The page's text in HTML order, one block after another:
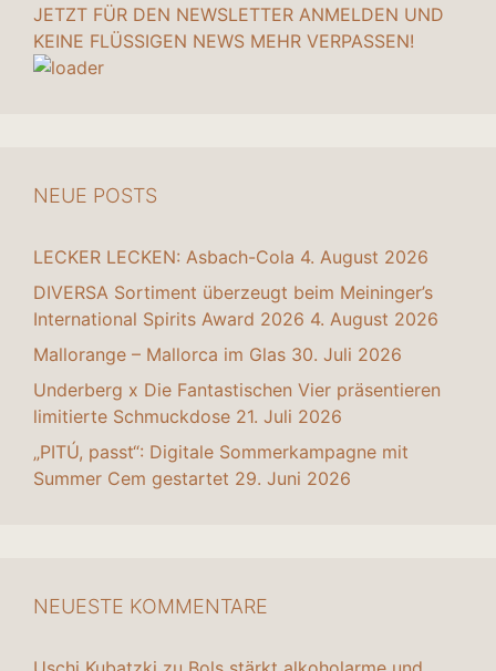
JETZT FÜR DEN NEWSLETTER ANMELDEN UND
KEINE FLÜSSIGEN NEWS MEHR VERPASSEN!
NEUE POSTS
LECKER LECKEN: Asbach-Cola 4. August 2026
DIVERSA Sortiment überzeugt beim Meininger’s
International Spirits Award 2026 4. August 2026
Mallorange – Mallorca im Glas 30. Juli 2026
Underberg x Die Fantastischen Vier präsentieren
limitierte Schmuckdose 21. Juli 2026
„PITÚ, passt“: Digitale Sommerkampagne mit
Summer Cem gestartet 29. Juni 2026
NEUESTE KOMMENTARE